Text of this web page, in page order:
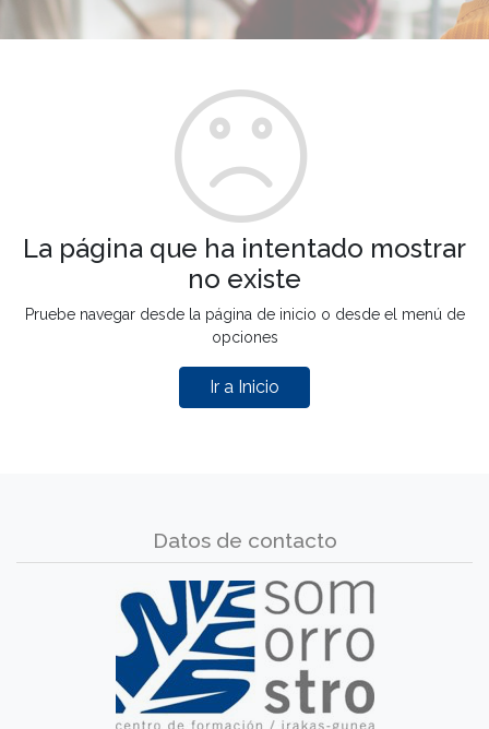
La página que ha intentado mostrar
no existe
Pruebe navegar desde la página de inicio o desde el menú de
opciones
Ir a Inicio
Datos de contacto